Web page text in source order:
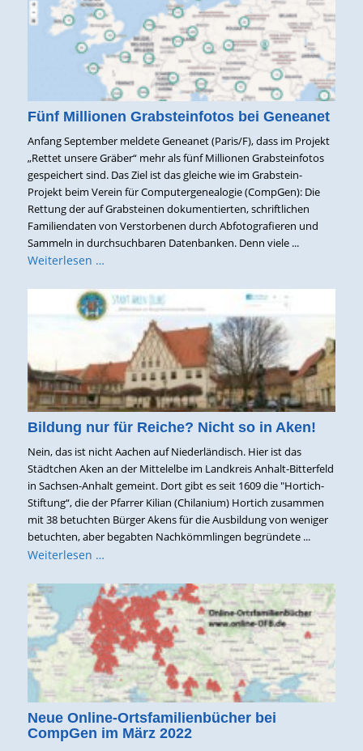
Fünf Millionen Grabsteinfotos bei Geneanet
Anfang September meldete Geneanet (Paris/F), dass im Projekt
„Rettet unsere Gräber“ mehr als fünf Millionen Grabsteinfotos
gespeichert sind. Das Ziel ist das gleiche wie im Grabstein-
Projekt beim Verein für Computergenealogie (CompGen): Die
Rettung der auf Grabsteinen dokumentierten, schriftlichen
Familiendaten von Verstorbenen durch Abfotografieren und
Sammeln in durchsuchbaren Datenbanken. Denn viele ...
Weiterlesen …
Bildung nur für Reiche? Nicht so in Aken!
Nein, das ist nicht Aachen auf Niederländisch. Hier ist das
Städtchen Aken an der Mittelelbe im Landkreis Anhalt-Bitterfeld
in Sachsen-Anhalt gemeint. Dort gibt es seit 1609 die "Hortich-
Stiftung“, die der Pfarrer Kilian (Chilanium) Hortich zusammen
mit 38 betuchten Bürger Akens für die Ausbildung von weniger
betuchten, aber begabten Nachkömmlingen begründete ...
Weiterlesen …
Neue Online-Ortsfamilienbücher bei
CompGen im März 2022